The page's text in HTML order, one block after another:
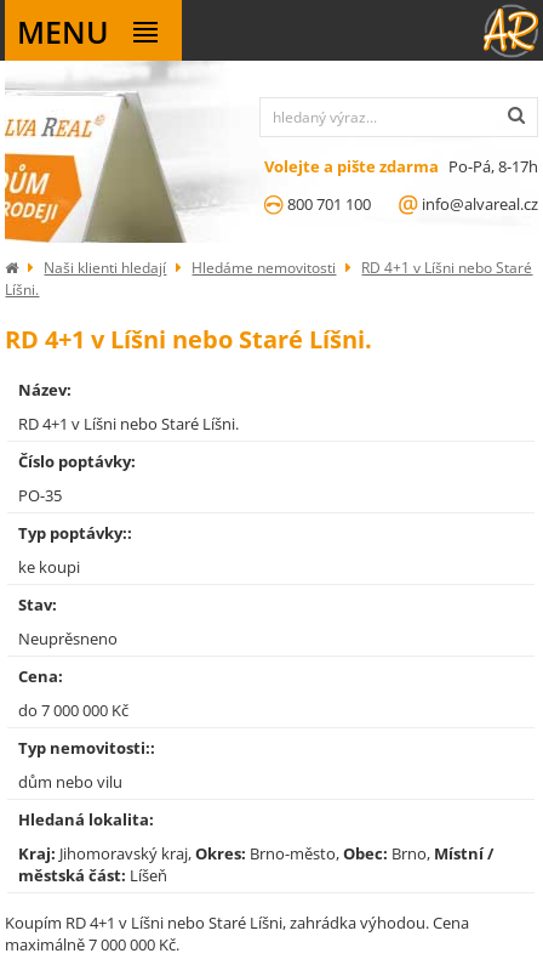
MENU
Volejte a pište zdarma Po-Pá, 8-17h
800 701 100
info@alvareal.cz
Naši klienti hledají Hledáme nemovitosti
RD 4+1 v Líšni nebo Staré
Líšni.
RD 4+1 v Líšni nebo Staré Líšni.
Název:
RD 4+1 v Líšni nebo Staré Líšni.
Číslo poptávky:
PO-35
Typ poptávky::
ke koupi
Stav:
Neuprěsneno
Cena:
do 7 000 000 Kč
Typ nemovitosti::
dům nebo vilu
Hledaná lokalita:
Kraj: Jihomoravský kraj,Okres: Brno-město,Obec: Brno, Místní /
městská část: Líšeň
Koupím RD 4+1 v Líšni nebo Staré Líšni, zahrádka výhodou. Cena
maximálně 7 000 000 Kč.